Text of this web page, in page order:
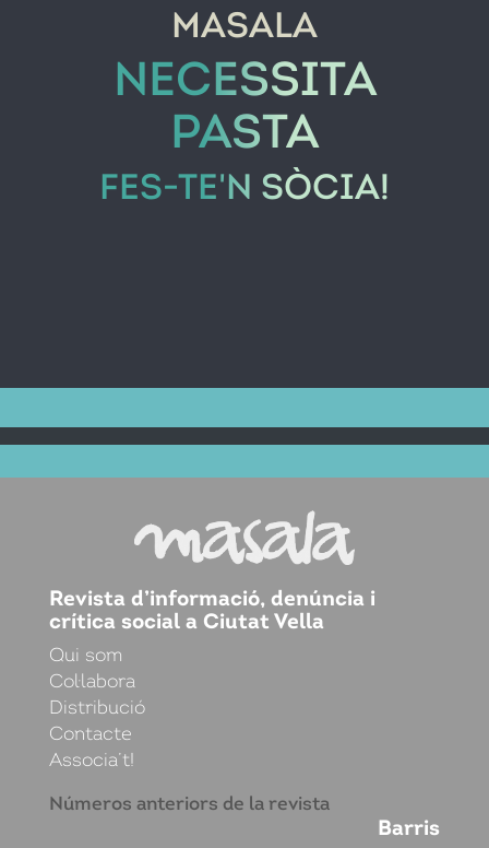
MASALA
NECESSITA
PASTA
FES-TE'N SÒCIA!
Revista d’informació, denúncia i
crítica social a Ciutat Vella
Qui som
Col·labora
Distribució
Contacte
Associa’t!
Números anteriors de la revista
Barris